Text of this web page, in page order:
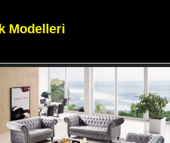
Modelleri